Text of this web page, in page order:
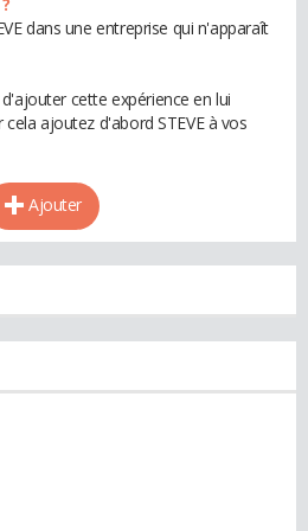
dans une entreprise qui n'apparaît
cette expérience en lui
ajoutez d'abord STEVE à vos
Ajouter